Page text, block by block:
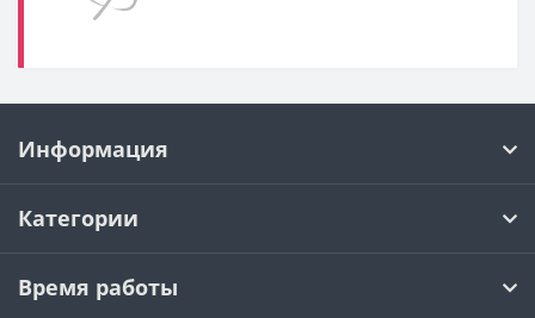
Информация
Категории
Время работы